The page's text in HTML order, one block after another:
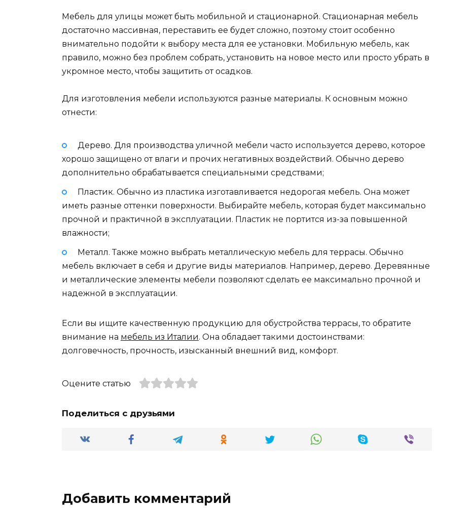
Мебель для улицы может быть мобильной и стационарной. Стационарная мебель
достаточно массивная, переставить ее будет сложно, поэтому стоит особенно
внимательно подойти к выбору места для ее установки. Мобильную мебель, как
правило, можно без проблем собрать, установить на новое место или просто убрать в
укромное место, чтобы защитить от осадков.
Для изготовления мебели используются разные материалы. К основным можно
отнести:
Дерево. Для производства уличной мебели часто используется дерево, которое
хорошо защищено от влаги и прочих негативных воздействий. Обычно дерево
дополнительно обрабатывается специальными средствами;
Пластик. Обычно из пластика изготавливается недорогая мебель. Она может
иметь разные оттенки поверхности. Выбирайте мебель, которая будет максимально
прочной и практичной в эксплуатации. Пластик не портится из-за повышенной
влажности;
Металл. Также можно выбрать металлическую мебель для террасы. Обычно
мебель включает в себя и другие виды материалов. Например, дерево. Деревянные
и металлические элементы мебели позволяют сделать ее максимально прочной и
надежной в эксплуатации.
Если вы ищите качественную продукцию для обустройства террасы, то обратите
внимание на мебель из Италии. Она обладает такими достоинствами:
долговечность, прочность, изысканный внешний вид, комфорт.
Оцените статью
Поделиться с друзьями
Добавить комментарий